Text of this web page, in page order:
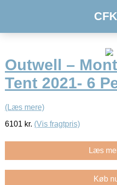
Outwell –
Tent 2021- 6
(Læs mere)
6101 kr. (Vis fragtpris)
Læs
Køb